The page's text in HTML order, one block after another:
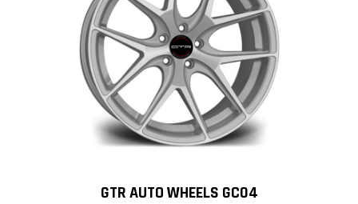
GTR AUTO WHEELS GC04